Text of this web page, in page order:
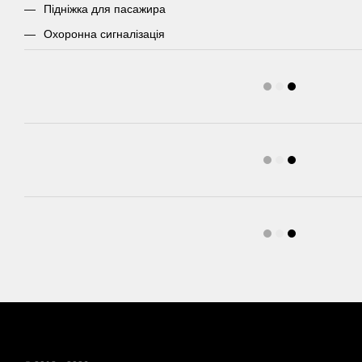
Підніжка для пасажира
Охоронна сигналізація